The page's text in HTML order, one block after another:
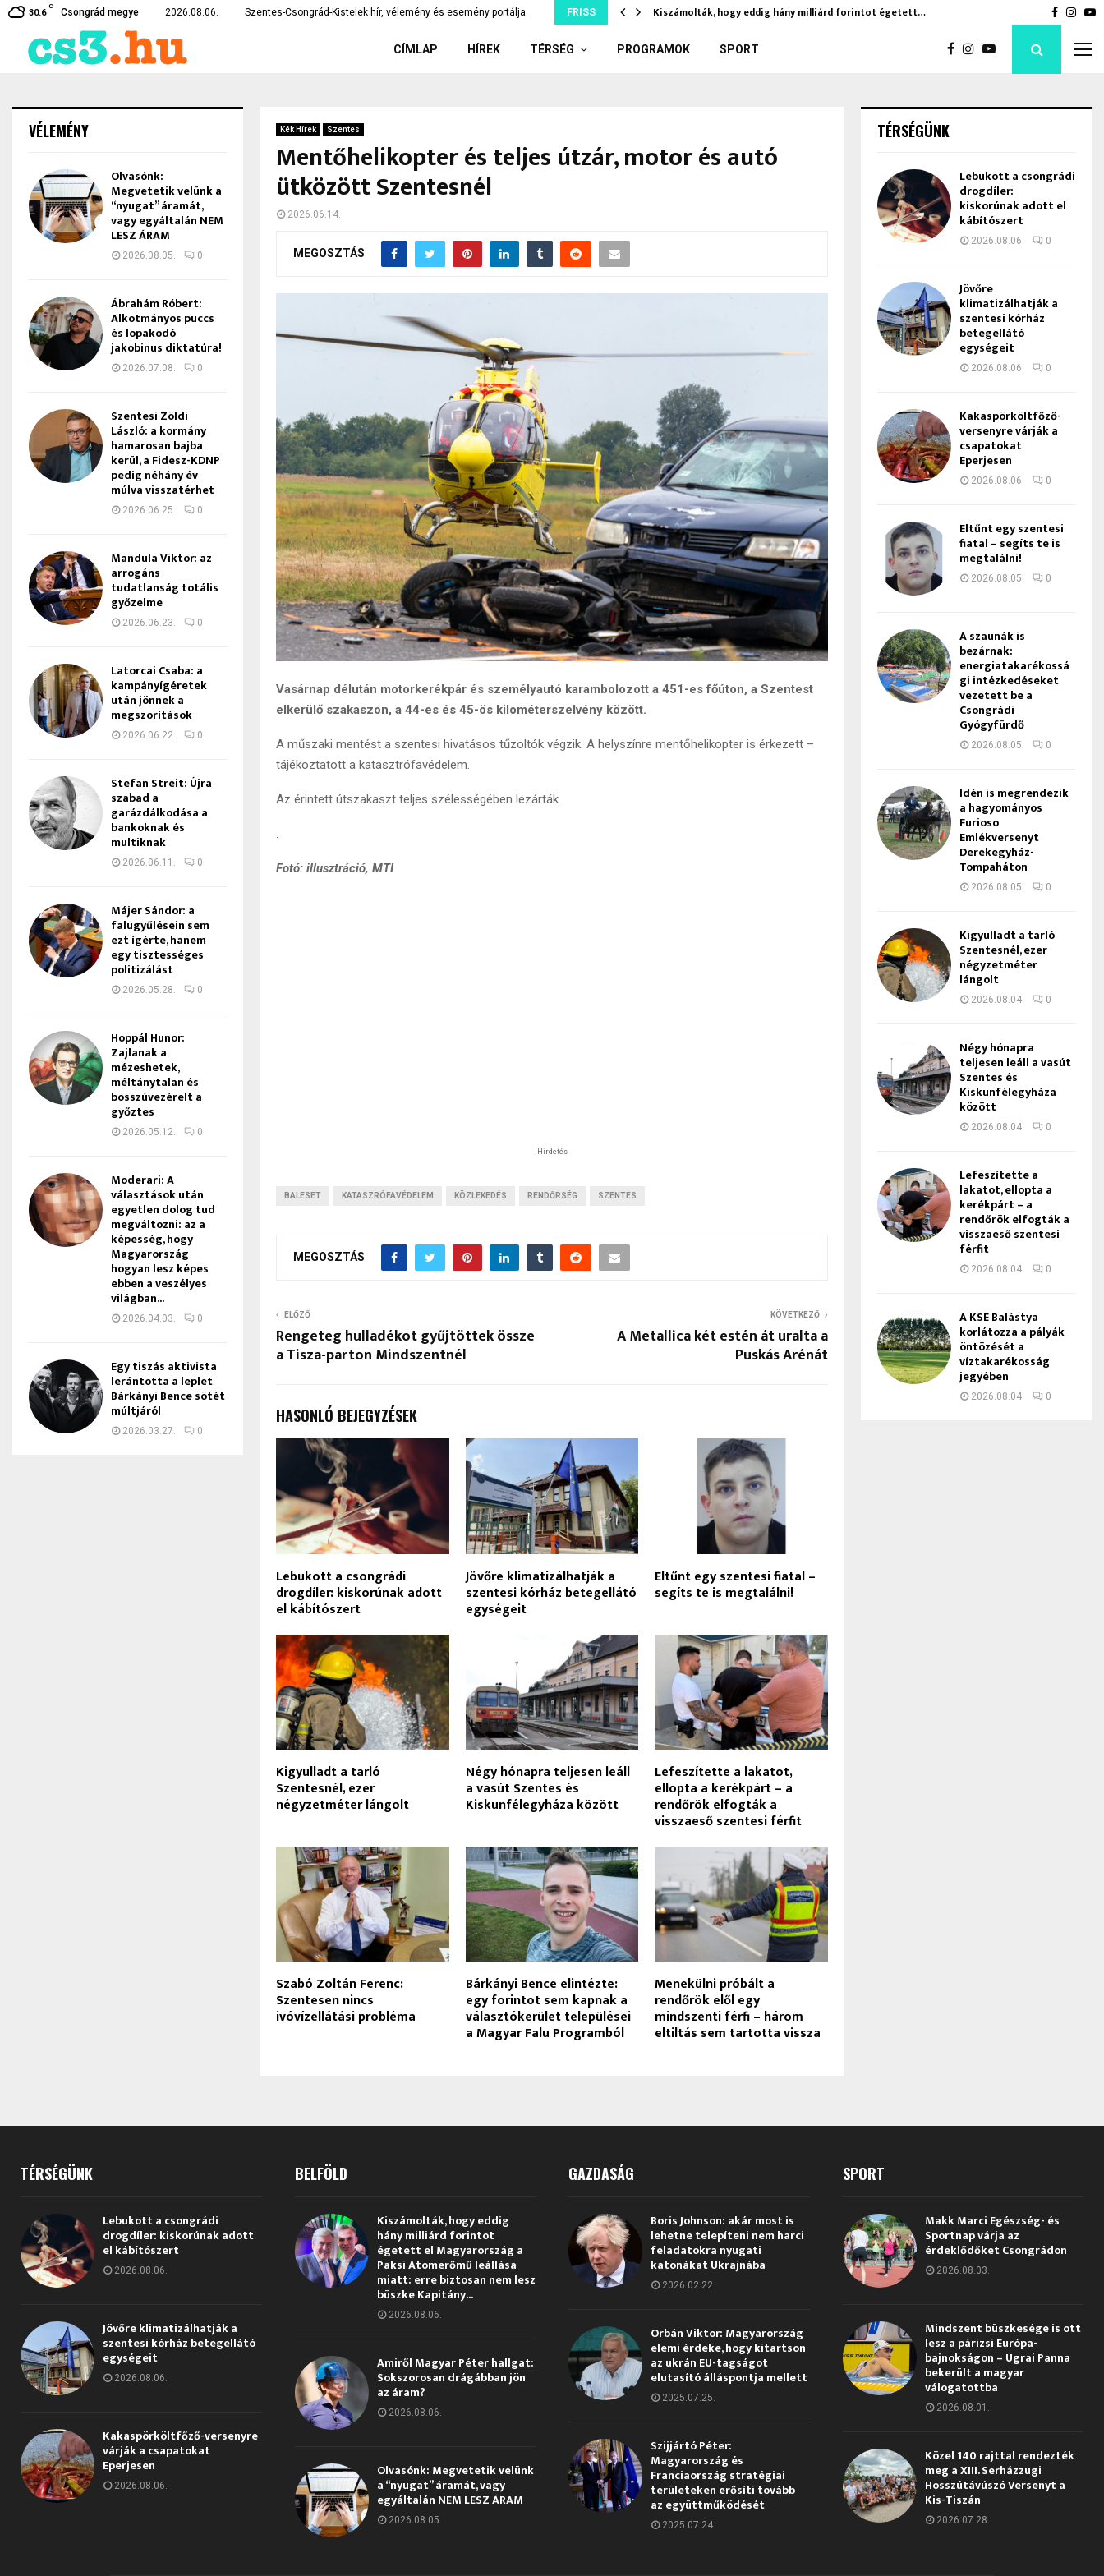
30.6
C
Csongrád megye 2026.08.06. Szentes-Csongrád-Kistelek hír, vélemény és esemény portálja. FRISS
intézkedéseket vezetett… Lebukott a csongrádi drogdíler: kiskorúnak adott el… Kiszámolták, hogy eddig hány milliárd forintot égetett… Jövőre
CÍMLAP HÍREK TÉRSÉG PROGRAMOK SPORT
Kék Hírek Szentes
Mentőhelikopter és teljes útzár, motor és autó
ütközött Szentesnél
2026.06.14.
MEGOSZTÁS
Vasárnap délután motorkerékpár és személyautó karambolozott a 451-es főúton, a Szentest
elkerülő szakaszon, a 44-es és 45-ös kilométerszelvény között.
A műszaki mentést a szentesi hivatásos tűzoltók végzik. A helyszínre mentőhelikopter is érkezett –
tájékoztatott a katasztrófavédelem.
Az érintett útszakaszt teljes szélességében lezárták.
.
Fotó: illusztráció, MTI
- Hirdetés -
BALESET KATASZRÓFAVÉDELEM KÖZLEKEDÉS RENDŐRSÉG SZENTES
MEGOSZTÁS
ELŐZŐ
Rengeteg hulladékot gyűjtöttek össze
a Tisza-parton Mindszentnél
KÖVETKEZŐ
A Metallica két estén át uralta a
Puskás Arénát
HASONLÓ BEJEGYZÉSEK
Lebukott a csongrádi
drogdíler: kiskorúnak adott
el kábítószert
Jövőre klimatizálhatják a
szentesi kórház betegellátó
egységeit
Eltűnt egy szentesi fiatal –
segíts te is megtalálni!
Kigyulladt a tarló
Szentesnél, ezer
négyzetméter lángolt
Négy hónapra teljesen leáll
a vasút Szentes és
Kiskunfélegyháza között
Lefeszítette a lakatot,
ellopta a kerékpárt – a
rendőrök elfogták a
visszaeső szentesi férfit
Szabó Zoltán Ferenc:
Szentesen nincs
ivóvízellátási probléma
Bárkányi Bence elintézte:
egy forintot sem kapnak a
választókerület települései
a Magyar Falu Programból
Menekülni próbált a
rendőrök elől egy
mindszenti férfi – három
eltiltás sem tartotta vissza
VÉLEMÉNY
Olvasónk:
Megvetetik velünk a
“nyugat” áramát,
vagy egyáltalán NEM
LESZ ÁRAM
2026.08.05. 0
Ábrahám Róbert:
Alkotmányos puccs
és lopakodó
jakobinus diktatúra!
2026.07.08. 0
Szentesi Zöldi
László: a kormány
hamarosan bajba
kerül, a Fidesz-KDNP
pedig néhány év
múlva visszatérhet
2026.06.25. 0
Mandula Viktor: az
arrogáns
tudatlanság totális
győzelme
2026.06.23. 0
Latorcai Csaba: a
kampányígéretek
után jönnek a
megszorítások
2026.06.22. 0
Stefan Streit: Újra
szabad a
garázdálkodása a
bankoknak és
multiknak
2026.06.11. 0
Májer Sándor: a
falugyűlésein sem
ezt ígérte, hanem
egy tisztességes
politizálást
2026.05.28. 0
Hoppál Hunor:
Zajlanak a
mézeshetek,
méltánytalan és
bosszúvezérelt a
győztes
2026.05.12. 0
Moderari: A
választások után
egyetlen dolog tud
megváltozni: az a
képesség, hogy
Magyarország
hogyan lesz képes
ebben a veszélyes
világban...
2026.04.03. 0
Egy tiszás aktivista
lerántotta a leplet
Bárkányi Bence sötét
múltjáról
2026.03.27. 0
TÉRSÉGÜNK
Lebukott a csongrádi
drogdíler:
kiskorúnak adott el
kábítószert
2026.08.06. 0
Jövőre
klimatizálhatják a
szentesi kórház
betegellátó
egységeit
2026.08.06. 0
Kakaspörköltfőző-
versenyre várják a
csapatokat
Eperjesen
2026.08.06. 0
Eltűnt egy szentesi
fiatal – segíts te is
megtalálni!
2026.08.05. 0
A szaunák is
bezárnak:
energiatakarékossá
gi intézkedéseket
vezetett be a
Csongrádi
Gyógyfürdő
2026.08.05. 0
Idén is megrendezik
a hagyományos
Furioso
Emlékversenyt
Derekegyház-
Tompaháton
2026.08.05. 0
Kigyulladt a tarló
Szentesnél, ezer
négyzetméter
lángolt
2026.08.04. 0
Négy hónapra
teljesen leáll a vasút
Szentes és
Kiskunfélegyháza
között
2026.08.04. 0
Lefeszítette a
lakatot, ellopta a
kerékpárt – a
rendőrök elfogták a
visszaeső szentesi
férfit
2026.08.04. 0
A KSE Balástya
korlátozza a pályák
öntözését a
víztakarékosság
jegyében
2026.08.04. 0
TÉRSÉGÜNK
Lebukott a csongrádi
drogdíler: kiskorúnak adott
el kábítószert
2026.08.06.
Jövőre klimatizálhatják a
szentesi kórház betegellátó
egységeit
2026.08.06.
Kakaspörköltfőző-versenyre
várják a csapatokat
Eperjesen
2026.08.06.
BELFÖLD
Kiszámolták, hogy eddig
hány milliárd forintot
égetett el Magyarország a
Paksi Atomerőmű leállása
miatt: erre biztosan nem lesz
büszke Kapitány...
2026.08.06.
Amiről Magyar Péter hallgat:
Sokszorosan drágábban jön
az áram?
2026.08.06.
Olvasónk: Megvetetik velünk
a “nyugat” áramát, vagy
egyáltalán NEM LESZ ÁRAM
2026.08.05.
GAZDASÁG
Boris Johnson: akár most is
lehetne telepíteni nem harci
feladatokra nyugati
katonákat Ukrajnába
2026.02.22.
Orbán Viktor: Magyarország
elemi érdeke, hogy kitartson
az ukrán EU-tagságot
elutasító álláspontja mellett
2025.07.25.
Szijjártó Péter:
Magyarország és
Franciaország stratégiai
területeken erősíti tovább
az együttműködését
2025.07.24.
SPORT
Makk Marci Egészség- és
Sportnap várja az
érdeklődőket Csongrádon
2026.08.03.
Mindszent büszkesége is ott
lesz a párizsi Európa-
bajnokságon – Ugrai Panna
bekerült a magyar
válogatottba
2026.08.01.
Közel 140 rajttal rendezték
meg a XIII. Serházzugi
Hosszútávúszó Versenyt a
Kis-Tiszán
2026.07.28.